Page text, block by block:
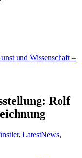
und Wissenschaft –
Rolf
, LatestNews,